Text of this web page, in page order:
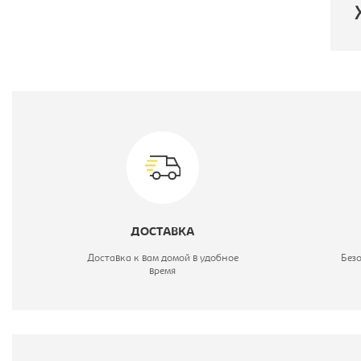
ДОСТАВКА
Доставка к вам домой в удобное
время